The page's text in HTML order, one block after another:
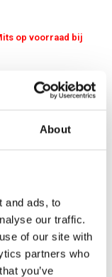
About
and ads, to
our traffic.
of our site with
partners who
you’ve
op voorraad bij